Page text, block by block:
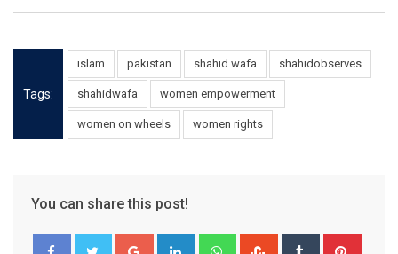
Tags:
islam pakistan shahid wafa shahidobserves
shahidwafa women empowerment
women on wheels women rights
You can share this post!
Google+ LinkedIn WhatsappStumbleUpon
Tumblr